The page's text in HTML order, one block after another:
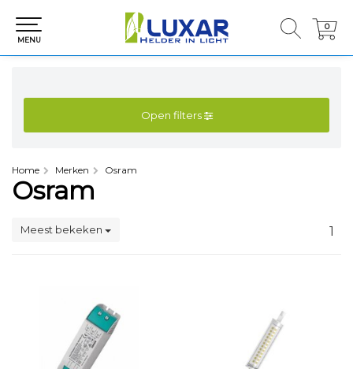
0
0
MENU
Open filters
Home Merken Osram
Osram
Meest bekeken 1